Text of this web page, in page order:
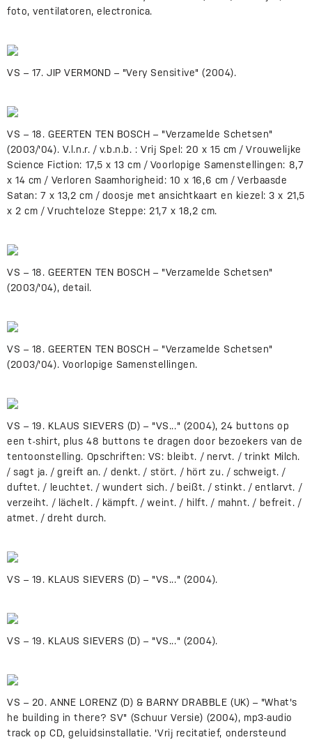
foto, ventilatoren, electronica.
VS – 17. JIP VERMOND – "Very Sensitive" (2004).
VS – 18. GEERTEN TEN BOSCH – "Verzamelde Schetsen"
(2003/'04). V.l.n.r. / v.b.n.b. : Vrij Spel: 20 x 15 cm / Vrouwelijke
Science Fiction: 17,5 x 13 cm / Voorlopige Samenstellingen: 8,7
x 14 cm / Verloren Saamhorigheid: 10 x 16,6 cm / Verbaasde
Satan: 7 x 13,2 cm / doosje met ansichtkaart en kiezel: 3 x 21,5
x 2 cm / Vruchteloze Steppe: 21,7 x 18,2 cm.
VS – 18. GEERTEN TEN BOSCH – "Verzamelde Schetsen"
(2003/'04), detail.
VS – 18. GEERTEN TEN BOSCH – "Verzamelde Schetsen"
(2003/'04). Voorlopige Samenstellingen.
VS – 19. KLAUS SIEVERS (D) – "VS..." (2004), 24 buttons op
een t-shirt, plus 48 buttons te dragen door bezoekers van de
tentoonstelling. Opschriften: VS: bleibt. / nervt. / trinkt Milch.
/ sagt ja. / greift an. / denkt. / stört. / hört zu. / schweigt. /
duftet. / leuchtet. / wundert sich. / beißt. / stinkt. / entlarvt. /
verzeiht. / lächelt. / kämpft. / weint. / hilft. / mahnt. / befreit. /
atmet. / dreht durch.
VS – 19. KLAUS SIEVERS (D) – "VS..." (2004).
VS – 19. KLAUS SIEVERS (D) – "VS..." (2004).
VS – 20. ANNE LORENZ (D) & BARNY DRABBLE (UK) – "What's
he building in there? SV" (Schuur Versie) (2004), mp3-audio
track op CD, geluidsinstallatie. 'Vrij recitatief, ondersteund